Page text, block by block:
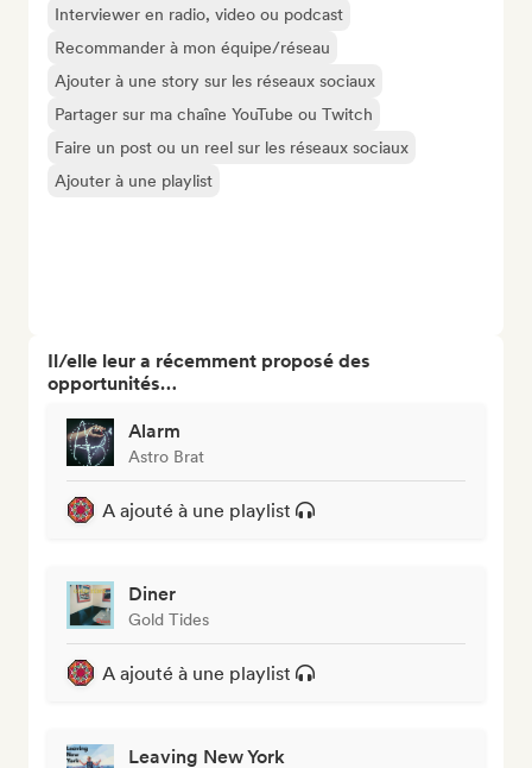
Interviewer en radio, video ou podcast
Recommander à mon équipe/réseau
Ajouter à une story sur les réseaux sociaux
Partager sur ma chaîne YouTube ou Twitch
Faire un post ou un reel sur les réseaux sociaux
Ajouter à une playlist
Il/elle leur a récemment proposé des
opportunités…
Alarm
Astro Brat
A ajouté à une playlist
Diner
Gold Tides
A ajouté à une playlist
Leaving New York